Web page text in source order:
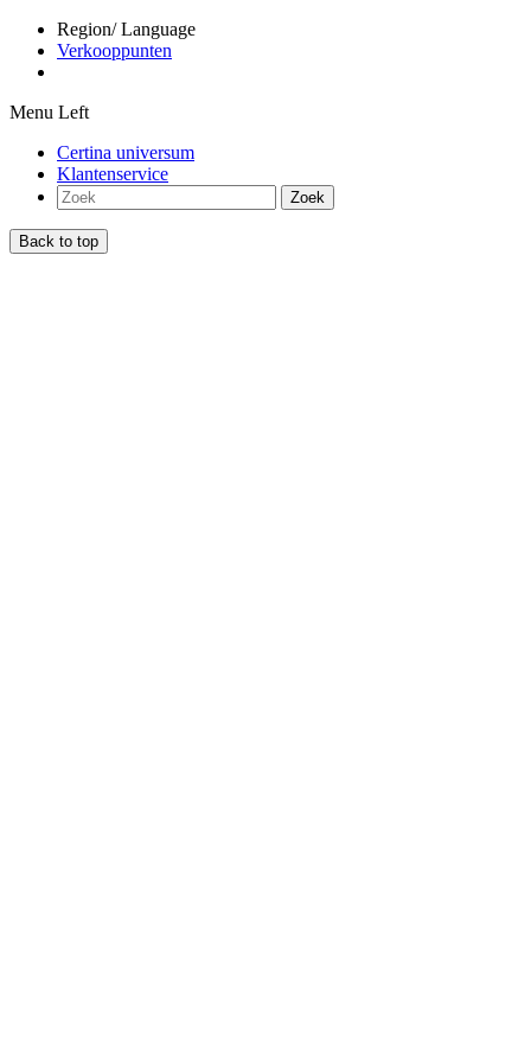
Region/ Language
Verkooppunten
Menu Left
Certina universum
Klantenservice
Zoek
Back to top